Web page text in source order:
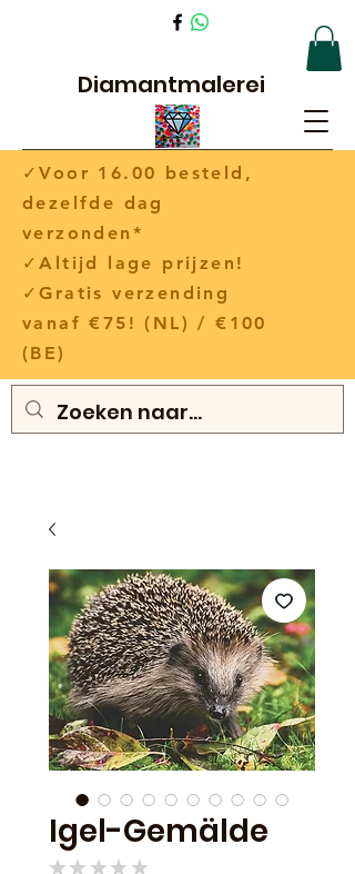
Diamantmalerei
✓Voor 16.00 besteld,
dezelfde dag
verzonden*
✓Altijd lage prijzen!
✓Gratis verzending
vanaf €75! (NL) / €100
(BE)
Igel-Gemälde
★ ★ ★ ★ ★